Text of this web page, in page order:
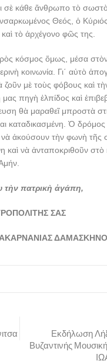
σὲ κάθε ἄνθρωπο τὸ
Θεός, ὁ
τὸ ἀρχέγονο φῶς της.
κόσμος ὅμως, μέσα στὸν
κοινωνία. Γι΄ αὐτὸ
μὲ τοὺς φόβους καὶ
μας πηγὴ ἐλπίδος καὶ
θὰ μαραθεῖ μπροστὰ
καταδικασμένη. Ὁ
νὰ ἀκούσουν τὴν φωνὴ
καὶ νὰ ἀνταποκριθοῦν
τὴν πατρικὴ ἀγάπη,
ΣΑΣ
ΑΚΑΡΝΑΝΙΑΣ
Εκδήλωση
Βυζαντινής